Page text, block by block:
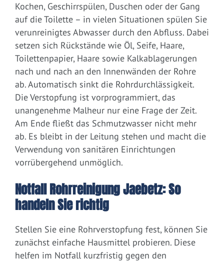
Kochen, Geschirrspülen, Duschen oder der Gang
auf die Toilette – in vielen Situationen spülen Sie
verunreinigtes Abwasser durch den Abfluss. Dabei
setzen sich Rückstände wie Öl, Seife, Haare,
Toilettenpapier, Haare sowie Kalkablagerungen
nach und nach an den Innenwänden der Rohre
ab. Automatisch sinkt die Rohrdurchlässigkeit.
Die Verstopfung ist vorprogrammiert, das
unangenehme Malheur nur eine Frage der Zeit.
Am Ende fließt das Schmutzwasser nicht mehr
ab. Es bleibt in der Leitung stehen und macht die
Verwendung von sanitären Einrichtungen
vorrübergehend unmöglich.
Notfall Rohrreinigung Jaebetz: So
handeln Sie richtig
Stellen Sie eine Rohrverstopfung fest, können Sie
zunächst einfache Hausmittel probieren. Diese
helfen im Notfall kurzfristig gegen den